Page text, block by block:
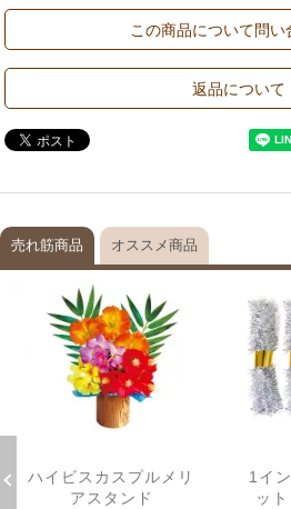
この商品について問い
返品について
売れ筋商品 オススメ商品
ハイビスカスプルメリ
アスタンド
1イ
ッ